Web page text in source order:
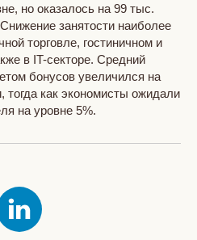
но оказалось на 99 тыс.
занятости наиболее
торговле, гостиничном и
в IT-секторе. Средний
бонусов увеличился на
тогда как экономисты ожидали
на уровне 5%.